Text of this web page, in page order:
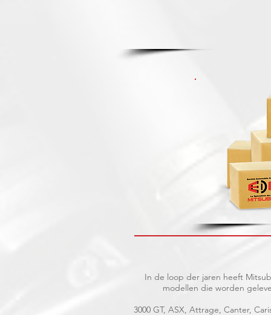
In de loop der jaren heeft
modellen die worden
3000 GT, ASX, Attrage, Canter,